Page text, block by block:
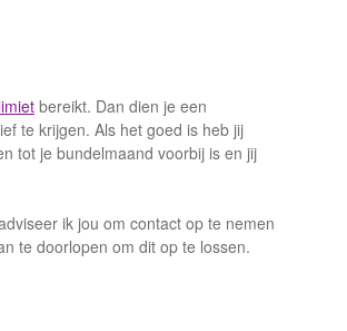
bereikt. Dan dien je een
te krijgen. Als het goed is heb jij
tot je bundelmaand voorbij is en jij
ik jou om contact op te nemen
te doorlopen om dit op te lossen.